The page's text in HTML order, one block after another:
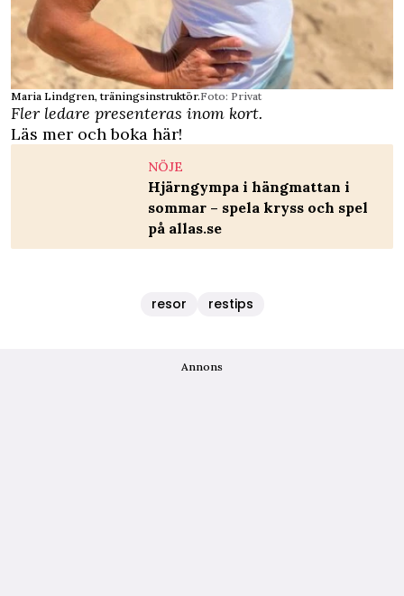
Maria Lindgren, träningsinstruktör.Foto: Privat
Fler ledare presenteras inom kort.
Läs mer och boka här!
NÖJE
Hjärngympa i hängmattan i
sommar – spela kryss och spel
på allas.se
resor restips
Annons